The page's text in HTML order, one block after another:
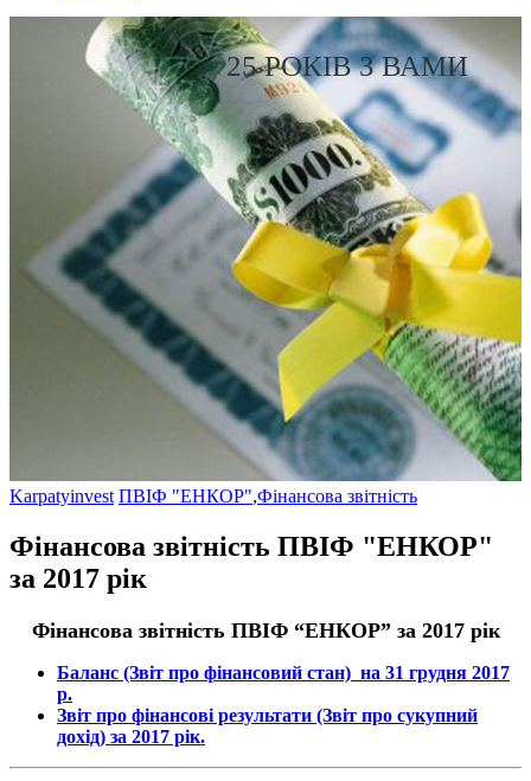
25 РОКІВ З ВАМИ
Karpatyinvest ПВІФ "ЕНКОР",Фінансова звітність
Фінансова звітність ПВІФ "ЕНКОР"
за 2017 рік
Фінансова звітність ПВІФ “ЕНКОР” за 2017 рік
Баланс (Звіт про фінансовий стан) на 31 грудня 2017
р.
Звіт про фінансові результати (Звіт про сукупний
дохід) за 2017 рік.